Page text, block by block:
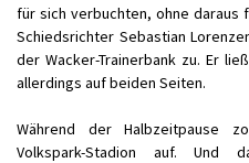
für sich verbuchten, ohne daraus
Schiedsrichter Sebastian
der Wacker-Trainerbank zu. Er
allerdings auf beiden Seiten.
Während der Halbzeitpause
Volkspark-Stadion auf.